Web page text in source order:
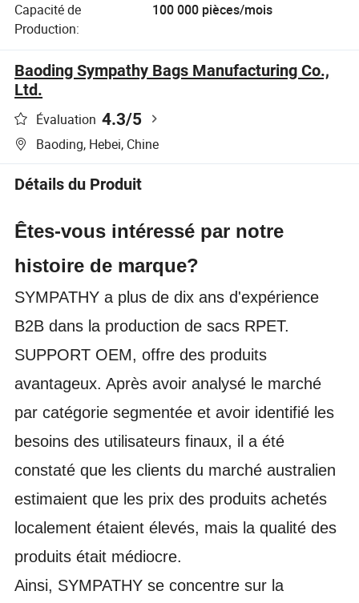
Capacité de
Production:
100 000 pièces/mois
Baoding Sympathy Bags Manufacturing Co.,
Ltd.
Évaluation 4.3/5
Baoding, Hebei, Chine
Détails du Produit
Êtes-vous intéressé par notre
histoire de marque?
SYMPATHY a plus de dix ans d'expérience
B2B dans la production de sacs RPET.
SUPPORT OEM, offre des produits
avantageux. Après avoir analysé le marché
par catégorie segmentée et avoir identifié les
besoins des utilisateurs finaux, il a été
constaté que les clients du marché australien
estimaient que les prix des produits achetés
localement étaient élevés, mais la qualité des
produits était médiocre.
Ainsi, SYMPATHY se concentre sur la